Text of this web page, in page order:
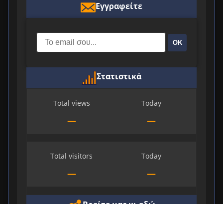
Εγγραφείτε
ΟΚ
Στατιστικά
Total views
—
Today
—
Total visitors
—
Today
—